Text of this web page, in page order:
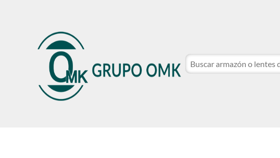
CATÁLOGO DE MARCAS NOSOTROS SER CLIENTE